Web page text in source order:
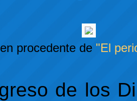
procedente de "El
de los